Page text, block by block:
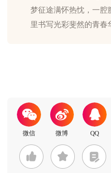
梦征途满怀热忱，一腔
里书写光彩斐然的青春